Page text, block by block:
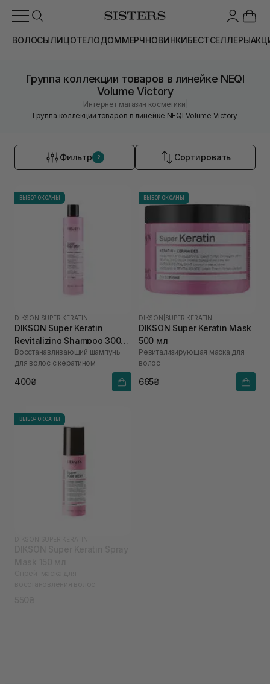
ВОЛОСЫЛИЦОТЕЛОДОММЕРЧНОВИНКИБЕСТСЕЛЛЕРЫ
Группа коллекции товаров в линейке NEQI
Volume Victory
Интернет магазин косметики
Группа коллекции товаров в линейке NEQI Volume Victory
Фильтр 2 Сортировать
ВЫБОР ОКСАНЫ
DIKSON SUPER KERATIN
DIKSON Super Keratin
Revitalizing Shampoo 300
мл
Восстанавливающий шампунь
для волос с кератином
400₴
ВЫБОР ОКСАНЫ
DIKSON SUPER KERATIN
DIKSON Super Keratin Mask
500 мл
Ревитализирующая маска для
волос
665₴
ВЫБОР ОКСАНЫ